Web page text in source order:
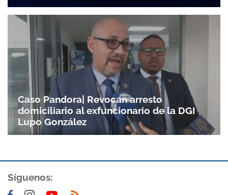
Caso Pandora| Revocan arresto
domiciliario al exfuncionario de la DGI
Lupo González
Síguenos: